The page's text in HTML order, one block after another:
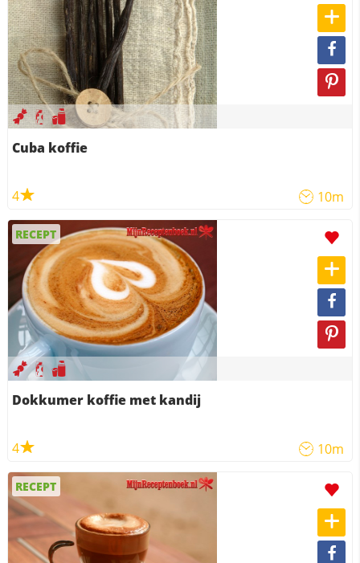
Cuba koffie
4 10m
RECEPT
Dokkumer koffie met kandij
4 10m
RECEPT